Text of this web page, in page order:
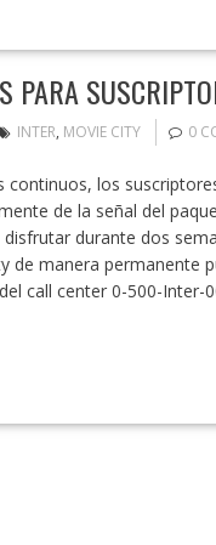
PARA
INTER, MOVIE CITY 0
continuos, los
de la señal del
durante dos
de manera permanente
call center 0-500-Inter-